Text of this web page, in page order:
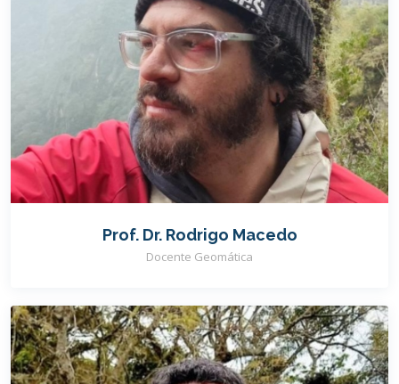
Prof. Dr. Rodrigo Macedo
Docente Geomática